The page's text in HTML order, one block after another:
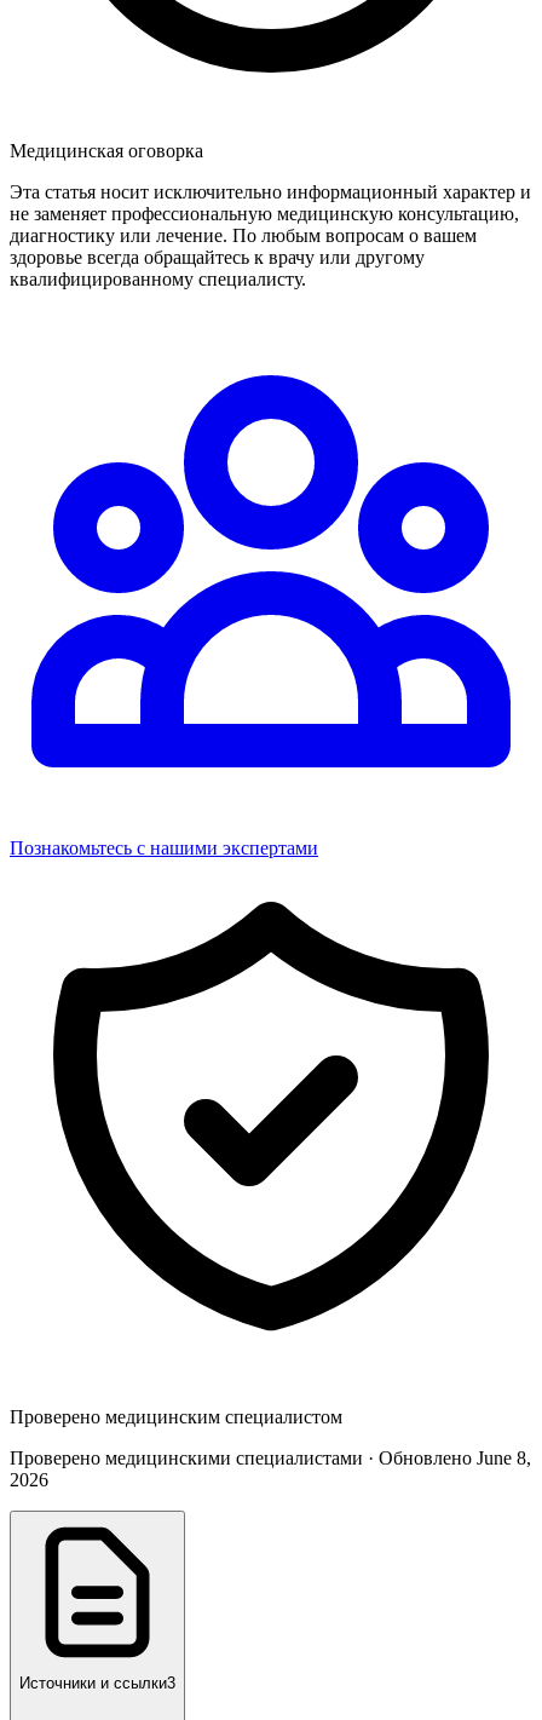
Медицинская оговорка
Эта статья носит исключительно информационный характер и
не заменяет профессиональную медицинскую консультацию,
диагностику или лечение. По любым вопросам о вашем
здоровье всегда обращайтесь к врачу или другому
квалифицированному специалисту.
Познакомьтесь с нашими экспертами
Проверено медицинским специалистом
Проверено медицинскими специалистами · Обновлено June 8,
2026
Источники и ссылки3